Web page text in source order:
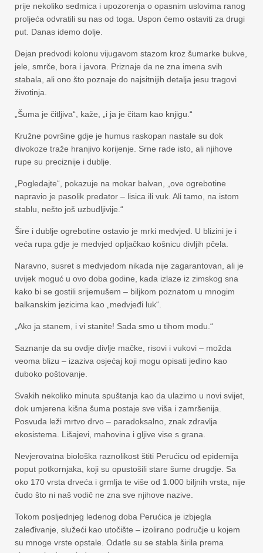
prije nekoliko sedmica i upozorenja o opasnim uslovima ranog
proljeća odvratili su nas od toga. Uspon ćemo ostaviti za drugi
put. Danas idemo dolje.
Dejan predvodi kolonu vijugavom stazom kroz šumarke bukve,
jele, smrče, bora i javora. Priznaje da ne zna imena svih
stabala, ali ono što poznaje do najsitnijih detalja jesu tragovi
životinja.
„Šuma je čitljiva“, kaže, „i ja je čitam kao knjigu.“
Kružne površine gdje je humus raskopan nastale su dok
divokoze traže hranjivo korijenje. Srne rade isto, ali njihove
rupe su preciznije i dublje.
„Pogledajte“, pokazuje na mokar balvan, „ove ogrebotine
napravio je pasolik predator – lisica ili vuk. Ali tamo, na istom
stablu, nešto još uzbudljivije.“
Šire i dublje ogrebotine ostavio je mrki medvjed. U blizini je i
veća rupa gdje je medvjed opljačkao košnicu divljih pčela.
Naravno, susret s medvjedom nikada nije zagarantovan, ali je
uvijek moguć u ovo doba godine, kada izlaze iz zimskog sna
kako bi se gostili srijemušem – biljkom poznatom u mnogim
balkanskim jezicima kao „medvjeđi luk“.
„Ako ja stanem, i vi stanite! Sada smo u tihom modu.“
Saznanje da su ovdje divlje mačke, risovi i vukovi – možda
veoma blizu – izaziva osjećaj koji mogu opisati jedino kao
duboko poštovanje.
Svakih nekoliko minuta spuštanja kao da ulazimo u novi svijet,
dok umjerena kišna šuma postaje sve viša i zamršenija.
Posvuda leži mrtvo drvo – paradoksalno, znak zdravlja
ekosistema. Lišajevi, mahovina i gljive vise s grana.
Nevjerovatna biološka raznolikost štiti Perućicu od epidemija
poput potkornjaka, koji su opustošili stare šume drugdje. Sa
oko 170 vrsta drveća i grmlja te više od 1.000 biljnih vrsta, nije
čudo što ni naš vodič ne zna sve njihove nazive.
Tokom posljednjeg ledenog doba Perućica je izbjegla
zaleđivanje, služeći kao utočište – izolirano područje u kojem
su mnoge vrste opstale. Odatle su se stabla širila prema